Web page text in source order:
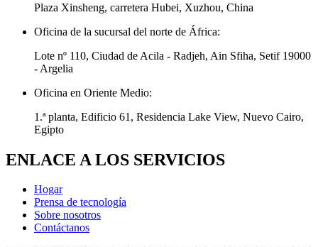
Plaza Xinsheng, carretera Hubei, Xuzhou, China
Oficina de la sucursal del norte de África:
Lote nº 110, Ciudad de Acila - Radjeh, Ain Sfiha, Setif 19000
- Argelia
Oficina en Oriente Medio:
1.ª planta, Edificio 61, Residencia Lake View, Nuevo Cairo,
Egipto
ENLACE A LOS SERVICIOS
Hogar
Prensa de tecnología
Sobre nosotros
Contáctanos